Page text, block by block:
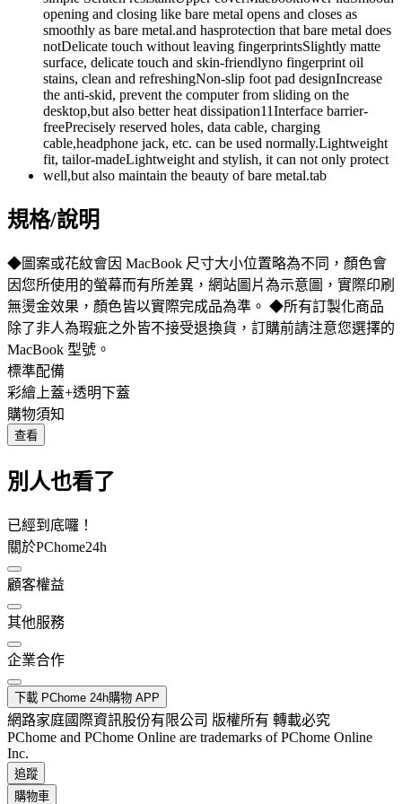
規格/說明
◆圖案或花紋會因 MacBook 尺寸大小位置略為不同，顏色會
因您所使用的螢幕而有所差異，網站圖片為示意圖，實際印刷
無燙金效果，顏色皆以實際完成品為準。 ◆所有訂製化商品
除了非人為瑕疵之外皆不接受退換貨，訂購前請注意您選擇的
MacBook 型號。
標準配備
彩繪上蓋+透明下蓋
購物須知
查看
別人也看了
已經到底囉！
關於PChome24h
顧客權益
其他服務
企業合作
下載 PChome 24h購物 APP
網路家庭國際資訊股份有限公司 版權所有 轉載必究
PChome and PChome Online are trademarks of PChome Online
Inc.
追蹤
購物車